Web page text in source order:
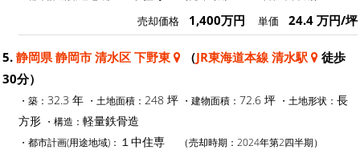
売却価格 1,400万円 単価 24.4 万円/坪
5. 静岡県 静岡市 清水区 下野東 （JR東海道本線 清水駅
徒歩
30分）
・築： 32.3 年 ・土地面積： 248 坪 ・建物面積： 72.6 坪 ・土地形状： 長
方形 ・構造： 軽量鉄骨造
・都市計画(用途地域)： １中住専 （売却時期：2024年第2四半期）